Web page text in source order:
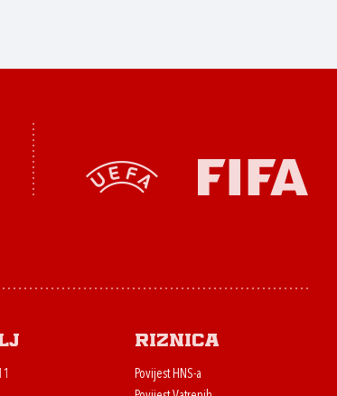
Riznica
Povijest HNS-a